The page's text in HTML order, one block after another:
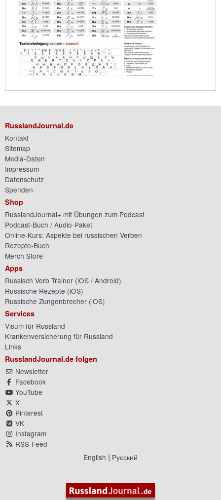
RusslandJournal.de
Kontakt
Sitemap
Media-Daten
Impressum
Datenschutz
Spenden
Shop
RusslandJournal+ mit Übungen zum Podcast
Podcast-Buch / Audio-Paket
Online-Kurs: Aspekte bei russischen Verben
Rezepte-Buch
Merch Store
Apps
Russisch Verb Trainer (iOS / Android)
Russische Rezepte (iOS)
Russische Zungenbrecher (iOS)
Services
Visum für Russland
Krankenversicherung für Russland
Links
RusslandJournal.de folgen
Newsletter
Facebook
YouTube
X
Pinterest
VK
Instagram
RSS-Feed
English | Русский